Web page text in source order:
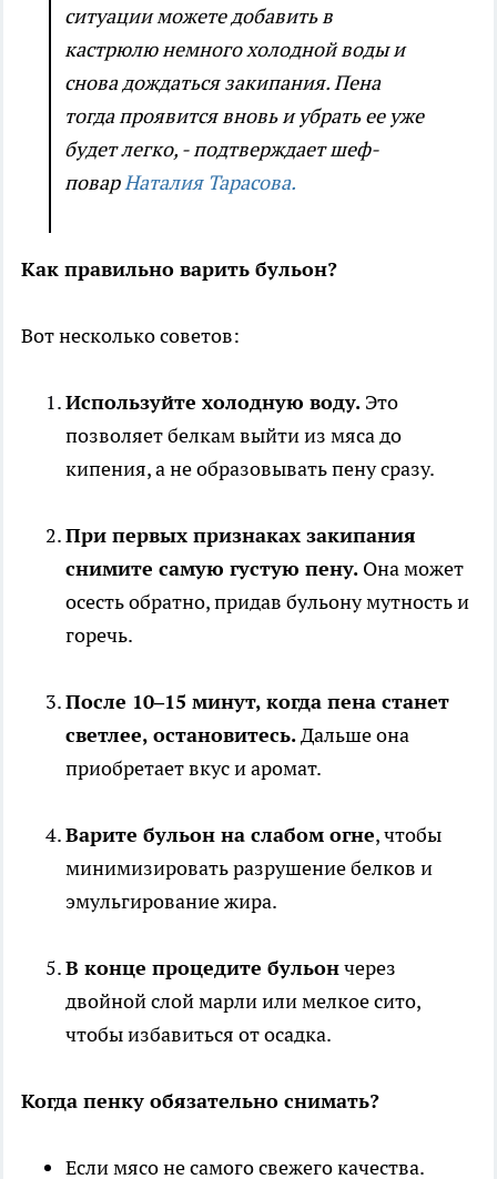
ситуации можете добавить в
кастрюлю немного холодной воды и
снова дождаться закипания. Пена
тогда проявится вновь и убрать ее уже
будет легко, - подтверждает шеф-
поварНаталия Тарасова.
Как правильно варить бульон?
Вот несколько советов:
Используйте холодную воду. Это
позволяет белкам выйти из мяса до
кипения, а не образовывать пену сразу.
При первых признаках закипания
снимите самую густую пену. Она может
осесть обратно, придав бульону мутность и
горечь.
После 10–15 минут, когда пена станет
светлее, остановитесь.Дальше она
приобретает вкус и аромат.
Варите бульон на слабом огне, чтобы
минимизировать разрушение белков и
эмульгирование жира.
В конце процедите бульончерез
двойной слой марли или мелкое сито,
чтобы избавиться от осадка.
Когда пенку обязательно снимать?
Если мясо не самого свежего качества.